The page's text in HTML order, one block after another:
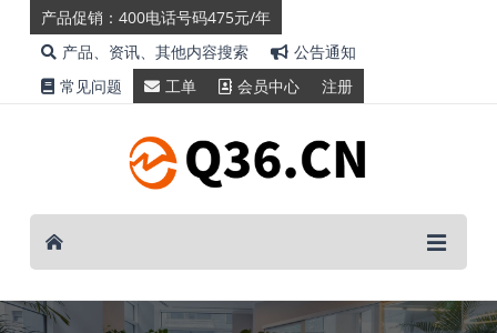
产品促销：400电话号码475元/年
产品、资讯、其他内容搜索
公告通知
常见问题
工单 会员中心 注册